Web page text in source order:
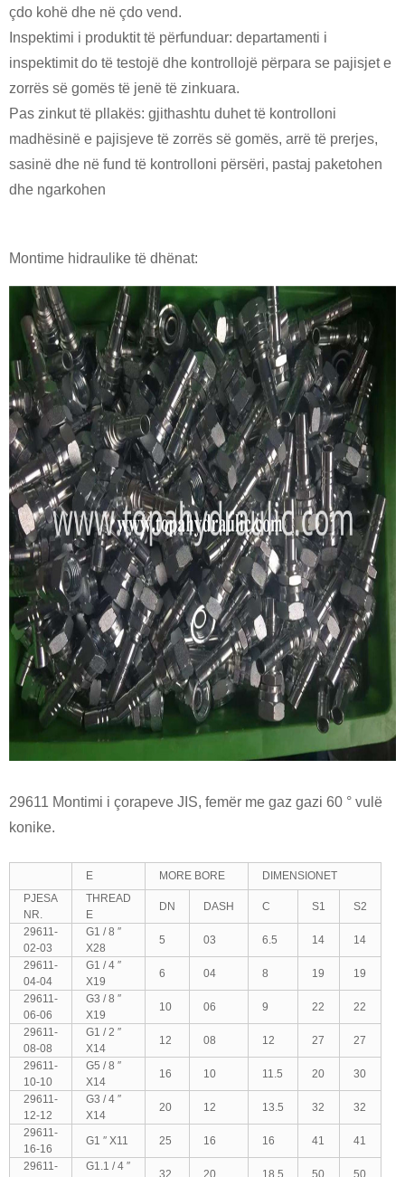
çdo kohë dhe në çdo vend.
Inspektimi i produktit të përfunduar: departamenti i
inspektimit do të testojë dhe kontrollojë përpara se pajisjet e
zorrës së gomës të jenë të zinkuara.
Pas zinkut të pllakës: gjithashtu duhet të kontrolloni
madhësinë e pajisjeve të zorrës së gomës, arrë të prerjes,
sasinë dhe në fund të kontrolloni përsëri, pastaj paketohen
dhe ngarkohen
Montime hidraulike të dhënat:
29611 Montimi i çorapeve JIS, femër me gaz gazi 60 ° vulë
konike.
E MORE BORE
DIMENSIONET
PJESA
NR.
THREAD
E
DN DASH C S1
S2
29611-
02-03
G1 / 8 ″
X28
5 03 6.5 14
14
29611-
04-04
G1 / 4 ″
X19
6 04 8 19
19
29611-
06-06
G3 / 8 ″
X19
10 06 9 22
22
29611-
08-08
G1 / 2 ″
X14
12 08 12 27
27
29611-
10-10
G5 / 8 ″
X14
16 10 11.5 20
30
29611-
12-12
G3 / 4 ″
X14
20 12 13.5 32
32
29611-
16-16
G1 ″ X11 25 16 16 41
41
29611-
G1.1 / 4 ″